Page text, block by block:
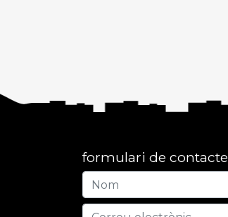
formulari de contacte